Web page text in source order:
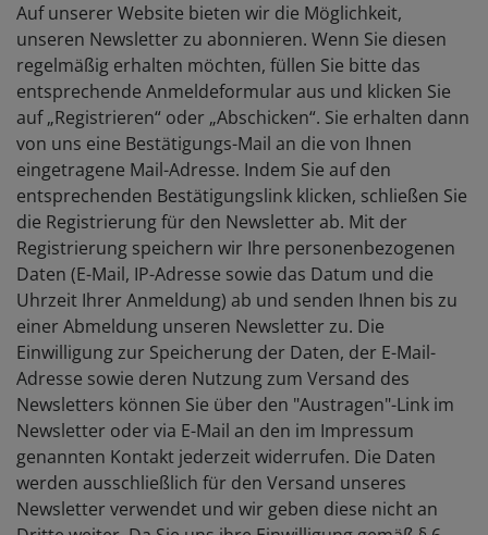
Auf unserer Website bieten wir die Möglichkeit,
unseren Newsletter zu abonnieren. Wenn Sie diesen
regelmäßig erhalten möchten, füllen Sie bitte das
entsprechende Anmeldeformular aus und klicken Sie
auf „Registrieren“ oder „Abschicken“. Sie erhalten dann
von uns eine Bestätigungs-Mail an die von Ihnen
eingetragene Mail-Adresse. Indem Sie auf den
entsprechenden Bestätigungslink klicken, schließen Sie
die Registrierung für den Newsletter ab. Mit der
Registrierung speichern wir Ihre personenbezogenen
Daten (E-Mail, IP-Adresse sowie das Datum und die
Uhrzeit Ihrer Anmeldung) ab und senden Ihnen bis zu
einer Abmeldung unseren Newsletter zu. Die
Einwilligung zur Speicherung der Daten, der E-Mail-
Adresse sowie deren Nutzung zum Versand des
Newsletters können Sie über den "Austragen"-Link im
Newsletter oder via E-Mail an den im Impressum
genannten Kontakt jederzeit widerrufen. Die Daten
werden ausschließlich für den Versand unseres
Newsletter verwendet und wir geben diese nicht an